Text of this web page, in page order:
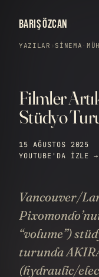
BARIŞ ÖZCAN
YAZILAR › SINEMA ·
Filmler
Stüdyo
15 AĞUSTOS 2025
YOUTUBE'DA IZLE →
Vancouver/
“volume”)
turunda
(hydraulic/